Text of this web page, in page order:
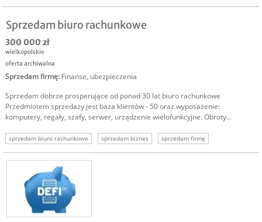
sprzedam biznes usługi
sprzedam firmę
Sprzedam biuro rachunkowe
300 000 zł
wielkopolskie
oferta archiwalna
Sprzedam firmę: Finanse, ubezpieczenia
Sprzedam dobrze prosperujące od ponad 30 lat biuro rachunkowe
Przedmiotem sprzedaży jest baza klientów - 50 oraz wyposażenie:
komputery, regały, szafy, serwer, urządzenie wielofunkcyjne. Obroty...
sprzedam biuro rachunkowe sprzedam biznes
sprzedam firmę
oferta sprzedaży firmy
oferta sprzedaży biznesu